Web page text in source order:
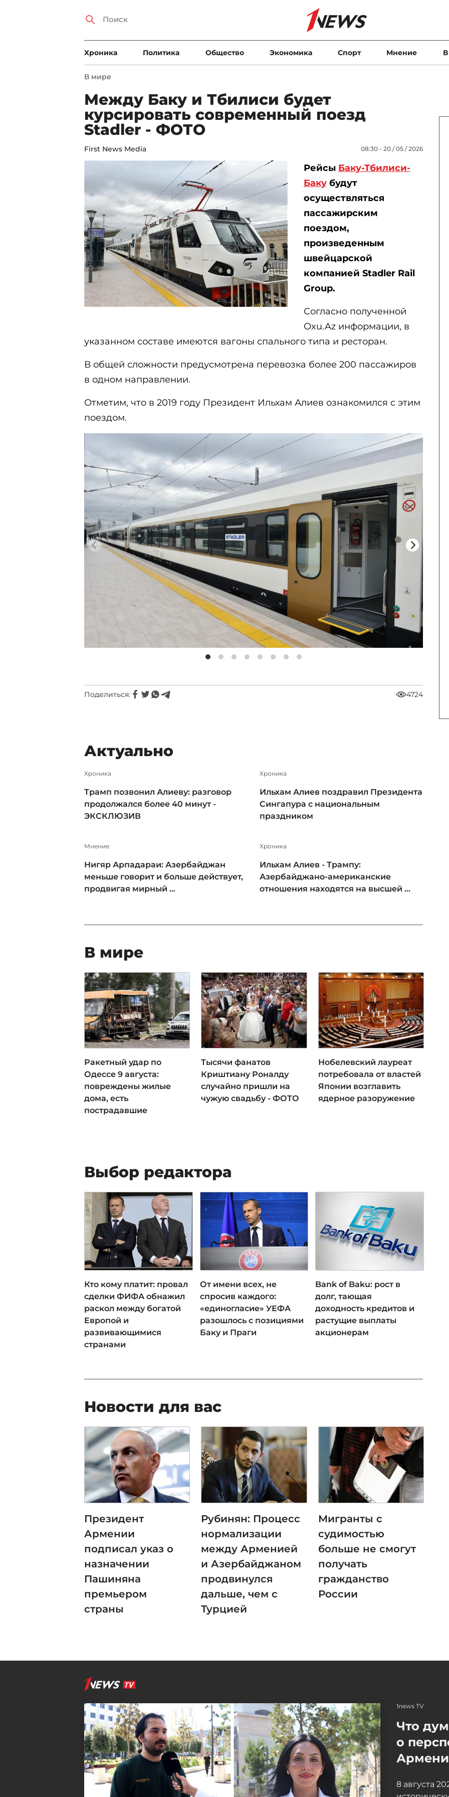
Xроника Политика Общество Экономика Спорт Мнение
В мире
Между Баку и Тбилиси будет
курсировать современный поезд
Stadler - ФОТО
First News Media 08:30 - 20 / 05 / 2026
Рейсы Баку-Тбилиси-
Бакубудут
осуществляться
пассажирским
поездом,
произведенным
швейцарской
компанией Stadler Rail
Group.
Согласно полученной
Oxu.Az информации, в
указанном составе имеются вагоны спального типа и ресторан.
В общей сложности предусмотрена перевозка более 200 пассажиров
в одном направлении.
Отметим, что в 2019 году Президент Ильхам Алиев ознакомился с этим
поездом.
Поделиться: 4724
Актуально
Xроника
Трамп позвонил Алиеву: разговор
продолжался более 40 минут -
ЭКСКЛЮЗИВ
Xроника
Ильхам Алиев поздравил Президента
Сингапура с национальным
праздником
Мнение
Нигяр Арпадараи: Азербайджан
меньше говорит и больше действует,
продвигая мирный ...
Xроника
Ильхам Алиев - Трампу:
Азербайджано-американские
отношения находятся на высшей ...
В мире
Ракетный удар по
Одессе 9 августа:
повреждены жилые
дома, есть
пострадавшие
Тысячи фанатов
Криштиану Роналду
случайно пришли на
чужую свадьбу - ФОТО
Нобелевский лауреат
потребовала от властей
Японии возглавить
ядерное разоружение
Выбор редактора
Кто кому платит: провал
сделки ФИФА обнажил
раскол между богатой
Европой и
развивающимися
странами
От имени всех, не
спросив каждого:
«единогласие» УЕФА
разошлось с позициями
Баку и Праги
Bank of Baku: рост в
долг, тающая
доходность кредитов и
растущие выплаты
акционерам
Новости для вас
Президент
Армении
подписал указ о
назначении
Пашиняна
премьером
страны
Рубинян: Процесс
нормализации
между Арменией
и Азербайджаном
продвинулся
дальше, чем с
Турцией
Мигранты с
судимостью
больше не смогут
получать
гражданство
России
1news TV
Что
о
8 августа